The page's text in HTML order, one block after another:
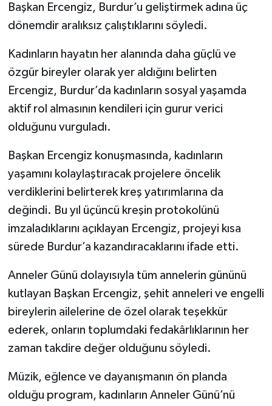
Başkan Ercengiz, Burdur’u geliştirmek adına üç
dönemdir aralıksız çalıştıklarını söyledi.
Kadınların hayatın her alanında daha güçlü ve
özgür bireyler olarak yer aldığını belirten
Ercengiz, Burdur’da kadınların sosyal yaşamda
aktif rol almasının kendileri için gurur verici
olduğunu vurguladı.
Başkan Ercengiz konuşmasında, kadınların
yaşamını kolaylaştıracak projelere öncelik
verdiklerini belirterek kreş yatırımlarına da
değindi. Bu yıl üçüncü kreşin protokolünü
imzaladıklarını açıklayan Ercengiz, projeyi kısa
sürede Burdur’a kazandıracaklarını ifade etti.
Anneler Günü dolayısıyla tüm annelerin gününü
kutlayan Başkan Ercengiz, şehit anneleri ve engelli
bireylerin ailelerine de özel olarak teşekkür
ederek, onların toplumdaki fedakârlıklarının her
zaman takdire değer olduğunu söyledi.
Müzik, eğlence ve dayanışmanın ön planda
olduğu program, kadınların Anneler Günü’nü